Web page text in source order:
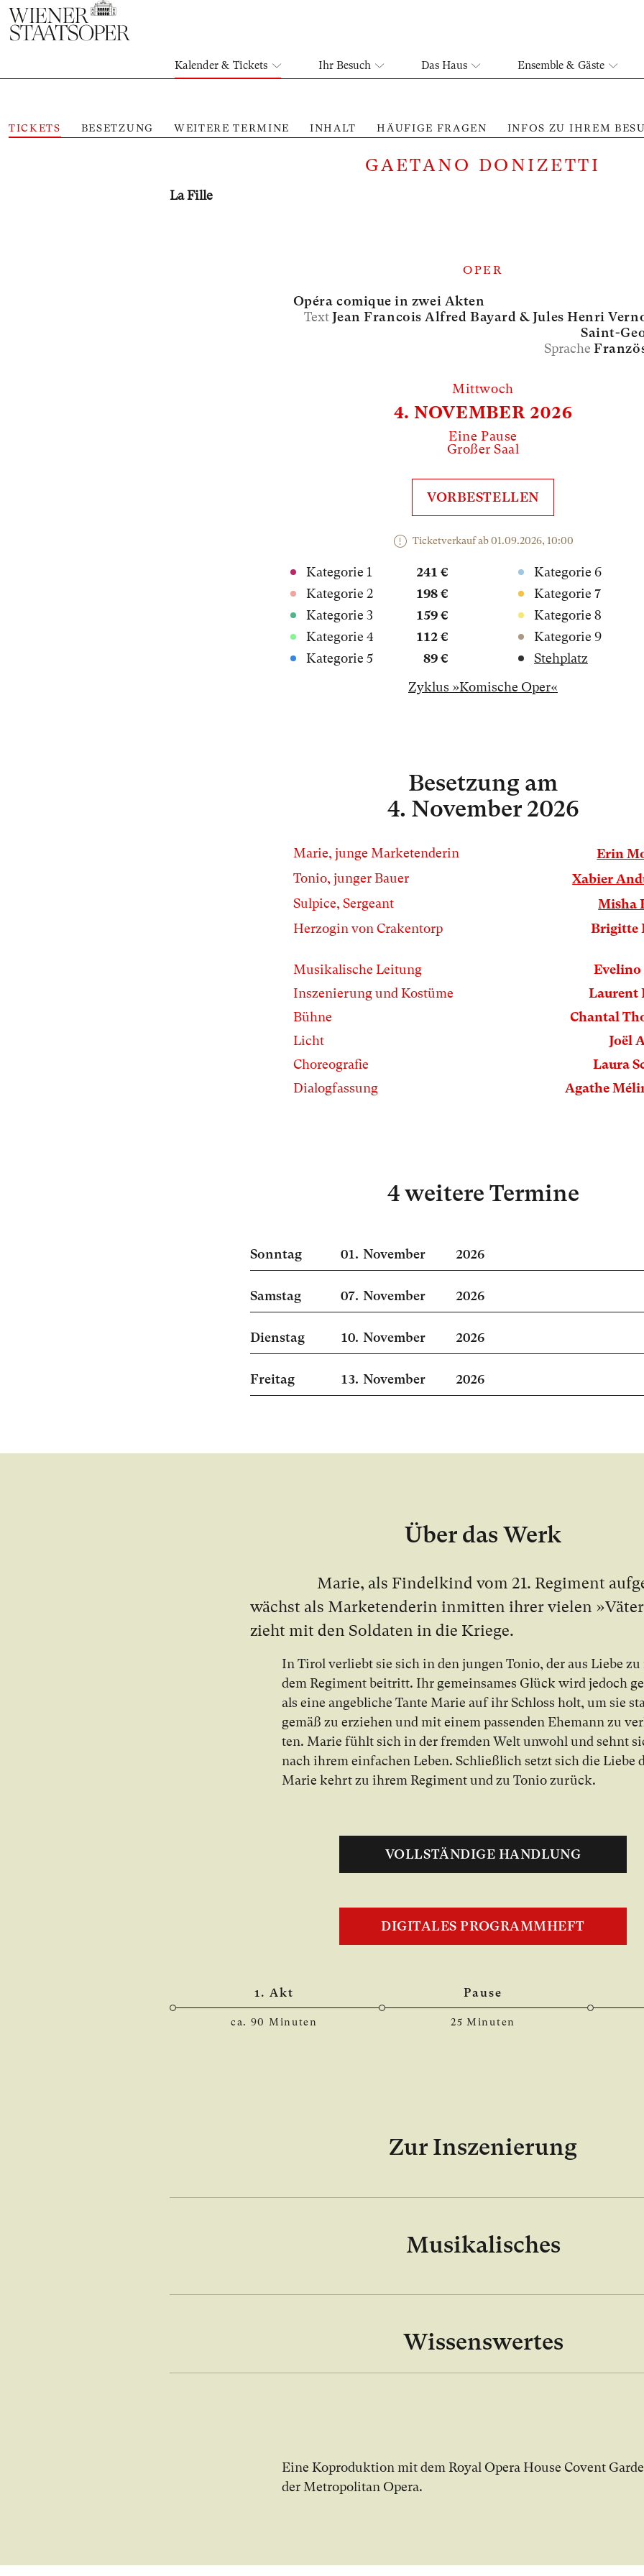
Kalender & Tickets Ihr Besuch Das Haus Ensemble & Gäste
TICKETS BESETZUNG WEITERE TERMINE INHALT HÄUFIGE FRAGEN INFOS ZU IHREM
GAETANO DONIZETTI
La Fille
OPER
Opéra comique in zwei Akten
TextJean Francois Alfred Bayard &Jules Henri
Saint-
Sprache
Mittwoch
4. NOVEMBER 2026
Eine Pause
Großer Saal
VORBESTELLEN
Ticketverkauf ab 01.09.2026, 10:00
Kategorie 1
241 €
Kategorie 2
198 €
Kategorie 3
159 €
Kategorie 4
112 €
Kategorie 5
89 €
Kategorie 6
Kategorie 7
Kategorie 8
Kategorie 9
Stehplatz
Zyklus »Komische Oper«
Besetzung am
4. November 2026
Marie, junge Marketenderin
Erin
Tonio, junger Bauer
Xabier
Sulpice, Sergeant
Misha
Herzogin von Crakentorp
Brigitte
Musikalische Leitung
Evelino
Inszenierung und Kostüme
Laurent
Bühne
Chantal
Licht
Joël
Choreografie
Laura
Dialogfassung
Agathe
4 weitere Termine
Sonntag 01. November 2026
Samstag 07. November 2026
Dienstag 10. November 2026
Freitag 13. November 2026
Über das Werk
Marie, als Fin­del­kind vom 21. Re­gi­ment
wächst als Mar­ke­ten­de­rin in­mit­ten ih­rer vie­len
zieht mit den Sol­da­ten in die Krie­ge.
In Ti­rol ver­liebt sie sich in den jun­gen Tonio, der aus Lie­be
dem Re­gi­ment bei­tritt. Ihr ge­mein­sa­mes Glück wird je­doch
als ei­ne an­geb­li­che Tan­te Marie auf ihr Schloss holt, um sie
ge­mäß zu er­zie­hen und mit ei­nem pas­sen­den Ehe­mann zu
ten. Marie fühlt sich in der frem­den Welt un­wohl und sehnt
nach ih­rem ein­fa­chen Le­ben. Schließ­lich setzt sich die Lie­be
Marie kehrt zu ih­rem Re­gi­ment und zu Tonio zu­rück.
VOLLSTÄNDIGE HANDLUNG
DIGITALES PROGRAMMHEFT
1. Akt
ca. 90 Minuten
Pause
25 Minuten
Zur Inszenierung
Musikalisches
Wissenswertes
Ei­ne Ko­pro­duk­ti­on mit dem Royal Opera House Covent
der Metropolitan Opera.